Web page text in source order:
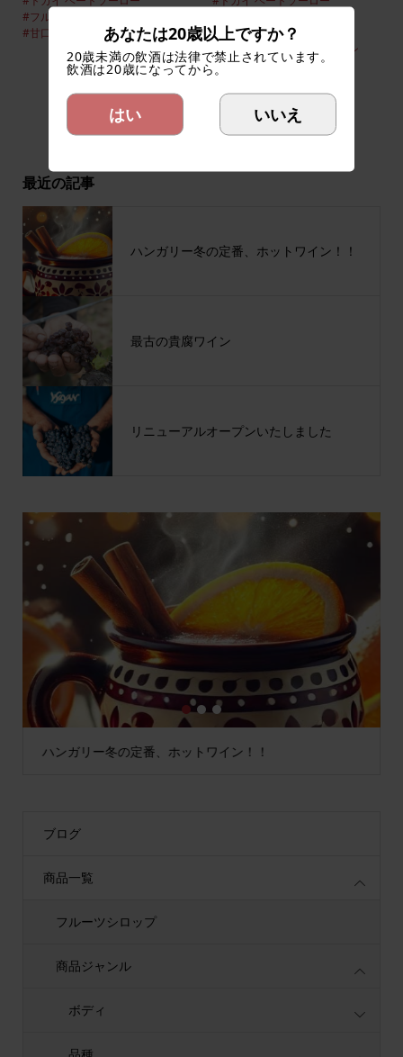
#フルミント
#甘口・貴腐ワイン#白ワイン
#フルミント#土着品種
#甘口・貴腐ワイン
#白ワイン
最近の記事
ハンガリー冬の定番、ホットワイン！！
最古の貴腐ワイン
リニューアルオープンいたしました
ハンガリー冬の定番、ホットワイン！！
1 2 3
ブログ
商品一覧
フルーツシロップ
商品ジャンル
ボディ
あなたは20歳以上ですか？
20歳未満の飲酒は法律で禁止されています。
飲酒は20歳になってから。
はい いいえ